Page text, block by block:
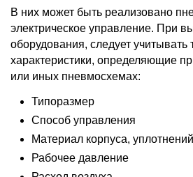
В них может быть реализовано
электрическое управление. При
оборудования, следует
характеристики, определяющие
или иных пневмосхемах:
Типоразмер
Способ управления
Материал корпуса, уплотнений
Рабочее давление